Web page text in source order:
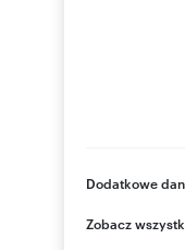
Dodatkowe
ul.
Zobacz